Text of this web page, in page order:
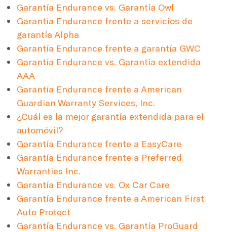
Garantía Endurance vs. Garantía Owl
Garantía Endurance frente a servicios de
garantía Alpha
Garantía Endurance frente a garantía GWC
Garantía Endurance vs. Garantía extendida
AAA
Garantía Endurance frente a American
Guardian Warranty Services, Inc.
¿Cuál es la mejor garantía extendida para el
automóvil?
Garantía Endurance frente a EasyCare
Garantía Endurance frente a Preferred
Warranties Inc.
Garantía Endurance vs. Ox Car Care
Garantía Endurance frente a American First
Auto Protect
Garantía Endurance vs. Garantía ProGuard